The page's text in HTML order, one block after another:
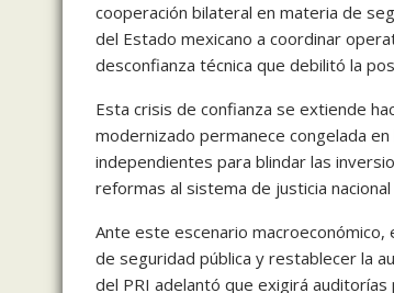
cooperación bilateral en materia de
del Estado mexicano a coordinar
desconfianza técnica que debilitó la
Esta crisis de confianza se extiende
modernizado permanece congelada
independientes para blindar las
reformas al sistema de justicia
Ante este escenario
de seguridad pública y restablecer la
del PRI adelantó que exigirá